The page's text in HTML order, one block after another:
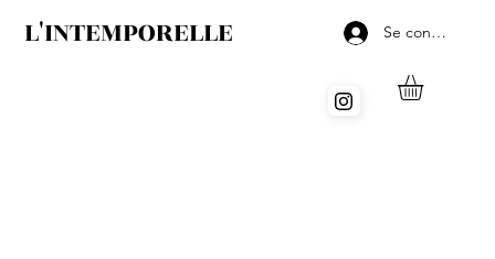
L'INTEMPORELLE Se connecter